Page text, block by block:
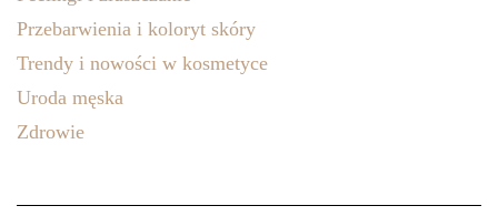
Przebarwienia i koloryt skóry
Trendy i nowości w kosmetyce
Uroda męska
Zdrowie